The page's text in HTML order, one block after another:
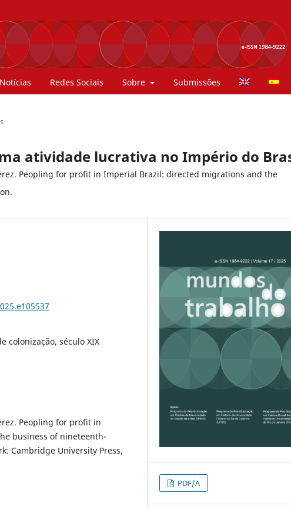
Notícias Redes Sociais Sobre Submissões
atividade lucrativa no Império do
Peopling for profit in Imperial Brazil: directed migrations and the
colonização, século XIX
Peopling for profit in
business of nineteenth-
Cambridge University Press,
PDF/A